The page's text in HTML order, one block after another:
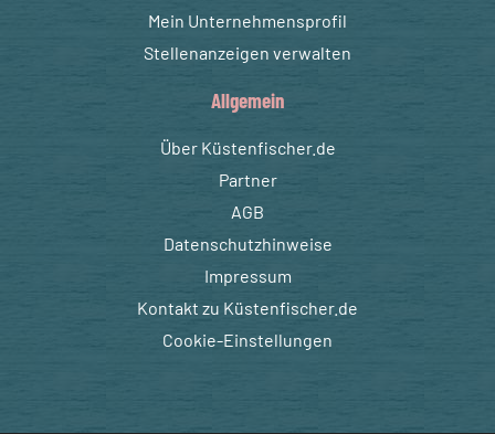
Mein Unternehmensprofil
Stellenanzeigen verwalten
Allgemein
Über Küstenfischer.de
Partner
AGB
Datenschutzhinweise
Impressum
Kontakt zu Küstenfischer.de
Cookie-Einstellungen